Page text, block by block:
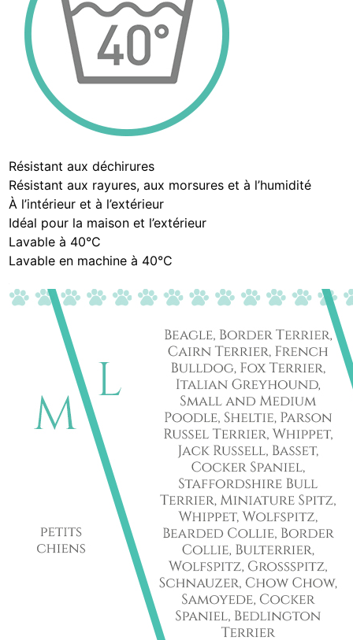
Résistant aux déchirures
Résistant aux rayures, aux morsures et à l’humidité
À l’intérieur et à l’extérieur
Idéal pour la maison et l’extérieur
Lavable à 40°C
Lavable en machine à 40°C